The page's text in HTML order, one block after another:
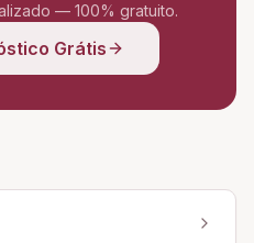
— 100% gratuito.
Grátis